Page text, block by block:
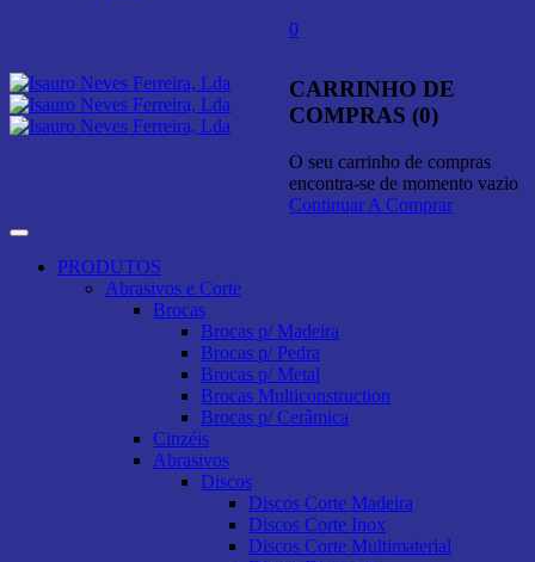
0
CARRINHO DE
COMPRAS (0)
O seu carrinho de compras
encontra-se de momento vazio
Continuar A Comprar
PRODUTOS
Abrasivos e Corte
Brocas
Brocas p/ Madeira
Brocas p/ Pedra
Brocas p/ Metal
Brocas Multiconstruction
Brocas p/ Cerâmica
Cinzéis
Abrasivos
Discos
Discos Corte Madeira
Discos Corte Inox
Discos Corte Multimaterial